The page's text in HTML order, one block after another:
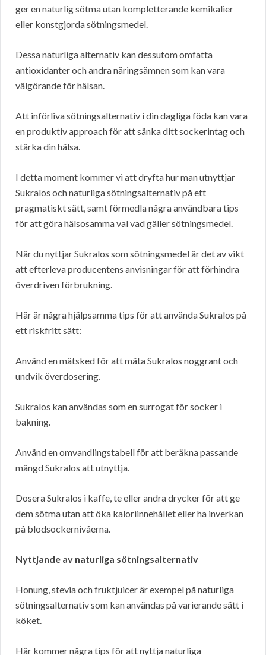
ger en naturlig sötma utan kompletterande kemikalier
eller konstgjorda sötningsmedel.
Dessa naturliga alternativ kan dessutom omfatta
antioxidanter och andra näringsämnen som kan vara
välgörande för hälsan.
Att införliva sötningsalternativ i din dagliga föda kan vara
en produktiv approach för att sänka ditt sockerintag och
stärka din hälsa.
I detta moment kommer vi att dryfta hur man utnyttjar
Sukralos och naturliga sötningsalternativ på ett
pragmatiskt sätt, samt förmedla några användbara tips
för att göra hälsosamma val vad gäller sötningsmedel.
När du nyttjar Sukralos som sötningsmedel är det av vikt
att efterleva producentens anvisningar för att förhindra
överdriven förbrukning.
Här är några hjälpsamma tips för att använda Sukralos på
ett riskfritt sätt:
Använd en mätsked för att mäta Sukralos noggrant och
undvik överdosering.
Sukralos kan användas som en surrogat för socker i
bakning.
Använd en omvandlingstabell för att beräkna passande
mängd Sukralos att utnyttja.
Dosera Sukralos i kaffe, te eller andra drycker för att ge
dem sötma utan att öka kaloriinnehållet eller ha inverkan
på blodsockernivåerna.
Nyttjande av naturliga sötningsalternativ
Honung, stevia och fruktjuicer är exempel på naturliga
sötningsalternativ som kan användas på varierande sätt i
köket.
Här kommer några tips för att nyttja naturliga